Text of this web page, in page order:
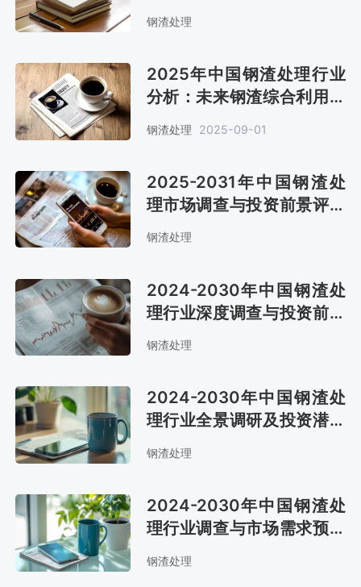
预测报告
钢渣处理
2025年中国钢渣处理行业
分析：未来钢渣综合利用率
钢渣处理 2025-09-01
2025-2031年中国钢渣处
理市场调查与投资前景评估
报告
钢渣处理
2024-2030年中国钢渣处
理行业深度调查与投资前景
预测报告
钢渣处理
2024-2030年中国钢渣处
理行业全景调研及投资潜力
分析报告
钢渣处理
2024-2030年中国钢渣处
理行业调查与市场需求预测
报告
钢渣处理